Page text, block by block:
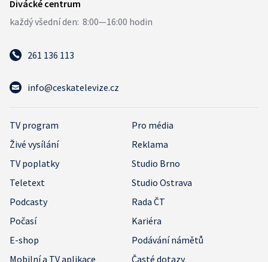
261 136 113
info@ceskatelevize.cz
TV program
Pro média
Živé vysílání
Reklama
TV poplatky
Studio Brno
Teletext
Studio Ostrava
Podcasty
Rada ČT
Počasí
Kariéra
E-shop
Podávání námětů
Mobilní a TV aplikace
Časté dotazy